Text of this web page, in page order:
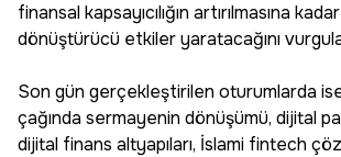
finansal kapsayıcılığın artırılmasına
dönüştürücü etkiler yaratacağını
Son gün gerçekleştirilen oturumlarda
çağında sermayenin dönüşümü, dijital
dijital finans altyapıları, İslami fintech